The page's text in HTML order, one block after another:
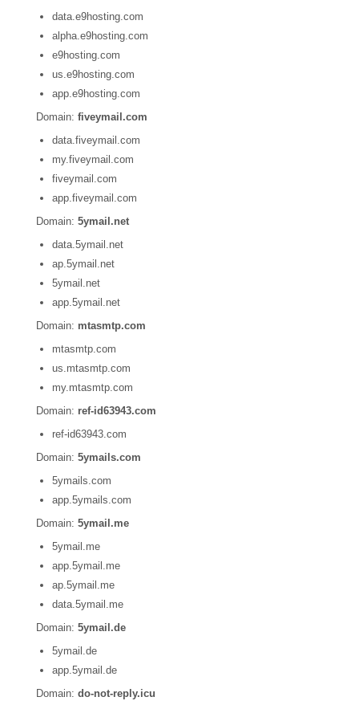
data.e9hosting.com
alpha.e9hosting.com
e9hosting.com
us.e9hosting.com
app.e9hosting.com
Domain: fiveymail.com
data.fiveymail.com
my.fiveymail.com
fiveymail.com
app.fiveymail.com
Domain: 5ymail.net
data.5ymail.net
ap.5ymail.net
5ymail.net
app.5ymail.net
Domain: mtasmtp.com
mtasmtp.com
us.mtasmtp.com
my.mtasmtp.com
Domain: ref-id63943.com
ref-id63943.com
Domain: 5ymails.com
5ymails.com
app.5ymails.com
Domain: 5ymail.me
5ymail.me
app.5ymail.me
ap.5ymail.me
data.5ymail.me
Domain: 5ymail.de
5ymail.de
app.5ymail.de
Domain: do-not-reply.icu